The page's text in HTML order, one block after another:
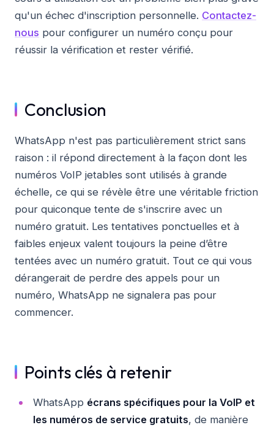
qu'un échec d'inscription personnelle. Contactez-
nous pour configurer un numéro conçu pour
réussir la vérification et rester vérifié.
Conclusion
WhatsApp n'est pas particulièrement strict sans
raison : il répond directement à la façon dont les
numéros VoIP jetables sont utilisés à grande
échelle, ce qui se révèle être une véritable friction
pour quiconque tente de s'inscrire avec un
numéro gratuit. Les tentatives ponctuelles et à
faibles enjeux valent toujours la peine d’être
tentées avec un numéro gratuit. Tout ce qui vous
dérangerait de perdre des appels pour un
numéro, WhatsApp ne signalera pas pour
commencer.
Points clés à retenir
WhatsApp écrans spécifiques pour la VoIP et
les numéros de service gratuits, de manière